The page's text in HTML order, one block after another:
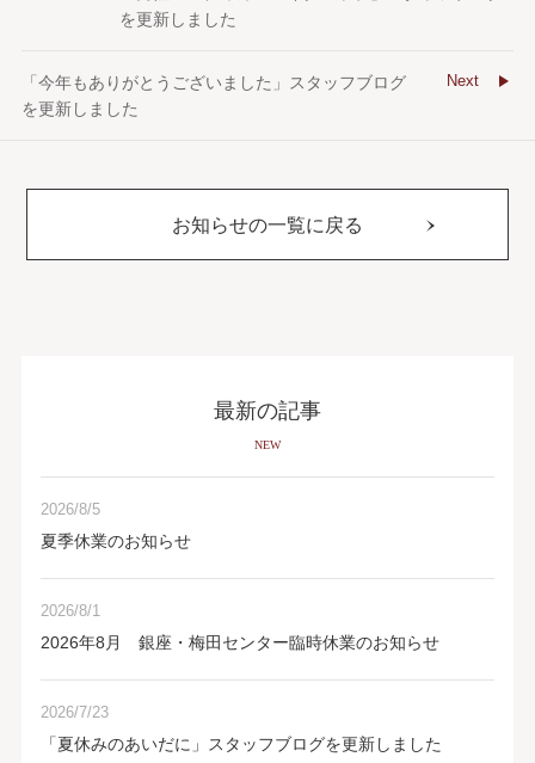
を更新しました
「今年もありがとうございました」スタッフブログ
を更新しました
Next
お知らせの一覧に戻る
最新の記事
NEW
2026/8/5
夏季休業のお知らせ
2026/8/1
2026年8月 銀座・梅田センター臨時休業のお知らせ
2026/7/23
「夏休みのあいだに」スタッフブログを更新しました